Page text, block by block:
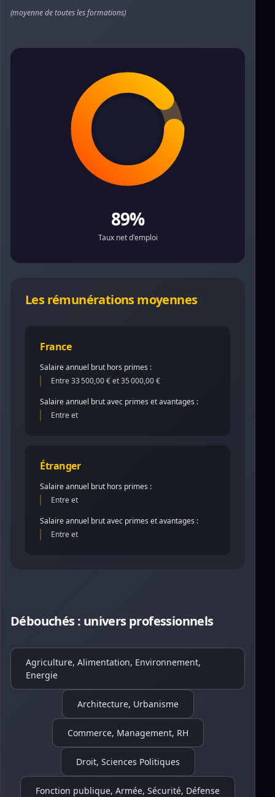
(moyenne de toutes les formations)
89%
Taux net d'emploi
Les rémunérations moyennes
France
Salaire annuel brut hors primes :
Entre 33 500,00 € et 35 000,00 €
Salaire annuel brut avec primes et avantages :
Entre et
Étranger
Salaire annuel brut hors primes :
Entre et
Salaire annuel brut avec primes et avantages :
Entre et
Débouchés : univers professionnels
Agriculture, Alimentation, Environnement,
Energie
Architecture, Urbanisme
Commerce, Management, RH
Droit, Sciences Politiques
Fonction publique, Armée, Sécurité, Défense